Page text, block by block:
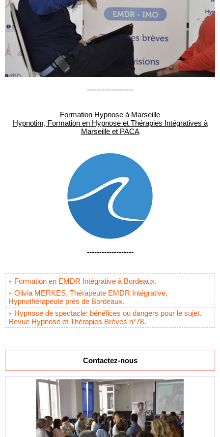
-------------------
Formation Hypnose à Marseille
Hypnotim, Formation en Hypnose et Thérapies Intégratives à
Marseille et PACA
-------------------
Formation en EMDR Intégrative à Bordeaux.
Olivia MERKES, Thérapeute EMDR Intégrative,
Hypnothérapeute près de Bordeaux.
Hypnose de spectacle: bénéfices ou dangers pour le sujet.
Revue Hypnose et Thérapies Brèves n°78.
Contactez-nous